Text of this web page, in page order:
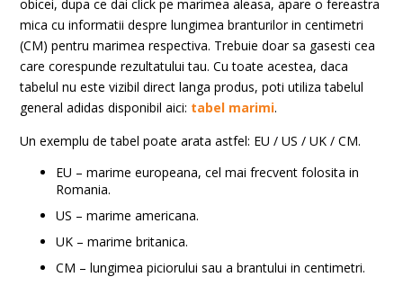
obicei, dupa ce dai click pe marimea aleasa, apare o fereastra
mica cu informatii despre lungimea branturilor in centimetri
(CM) pentru marimea respectiva. Trebuie doar sa gasesti cea
care corespunde rezultatului tau. Cu toate acestea, daca
tabelul nu este vizibil direct langa produs, poti utiliza tabelul
general adidas disponibil aici: tabel marimi.
Un exemplu de tabel poate arata astfel: EU / US / UK / CM.
EU – marime europeana, cel mai frecvent folosita in
Romania.
US – marime americana.
UK – marime britanica.
CM – lungimea piciorului sau a brantului in centimetri.